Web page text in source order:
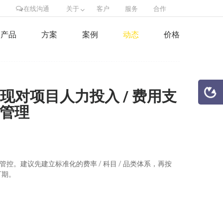
在线沟通 关于 客户 服务 合作
产品 方案 案例 动态 价格
对项目人力投入 / 费用支
理
控。建议先建立标准化的费率 / 科目 / 品类体系，再按
。